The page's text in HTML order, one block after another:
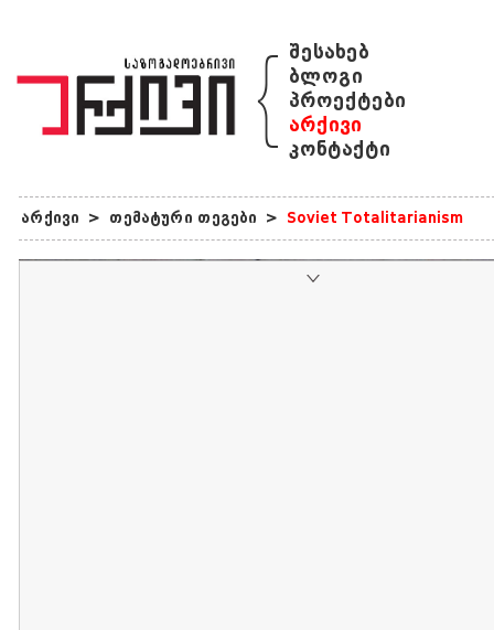
{ შესახებ
ბლოგი
პროექტები
არქივი
კონტაქტი
არქივი > თემატური თეგები > Soviet Totalitarianism